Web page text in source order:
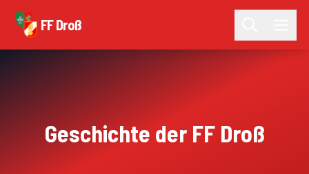
FF Droß
Geschichte der FF Droß